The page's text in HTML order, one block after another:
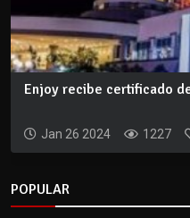
Enjoy recibe certificado
Jan 26 2024 1227
POPULAR